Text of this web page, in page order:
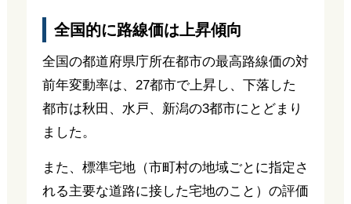
全国的に路線価は上昇傾向
全国の都道府県庁所在都市の最高路線価の対
前年変動率は、27都市で上昇し、下落した
都市は秋田、水戸、新潟の3都市にとどまり
ました。
また、標準宅地（市町村の地域ごとに指定さ
れる主要な道路に接した宅地のこと）の評価